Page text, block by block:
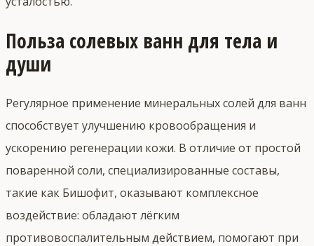
Польза солевых ванн для тела и
души
Регулярное применение минеральных солей для ванн
способствует улучшению кровообращения и
ускорению регенерации кожи. В отличие от простой
поваренной соли, специализированные составы,
такие как Бишофит, оказывают комплексное
воздействие: обладают лёгким
противовоспалительным действием, помогают при